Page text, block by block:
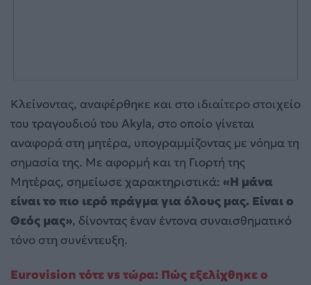
Κλείνοντας, αναφέρθηκε και στο ιδιαίτερο στοιχείο
του τραγουδιού του Akyla, στο οποίο γίνεται
αναφορά στη μητέρα, υπογραμμίζοντας με νόημα τη
σημασία της. Με αφορμή και τη Γιορτή της
Μητέρας, σημείωσε χαρακτηριστικά: «Η μάνα
είναι το πιο ιερό πράγμα για όλους μας. Είναι ο
Θεός μας», δίνοντας έναν έντονα συναισθηματικό
τόνο στη συνέντευξη.
Eurovision τότε vs τώρα: Πώς εξελίχθηκε ο